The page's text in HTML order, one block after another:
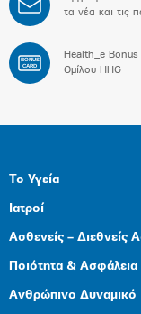
τα νέα και τις
BONUS
CARD
Health_e
Ομίλου HHG
Το Υγεία
Ιατροί
Ασθενείς – Διεθνείς
Ποιότητα & Ασφάλεια
Ανθρώπινο Δυναμικό